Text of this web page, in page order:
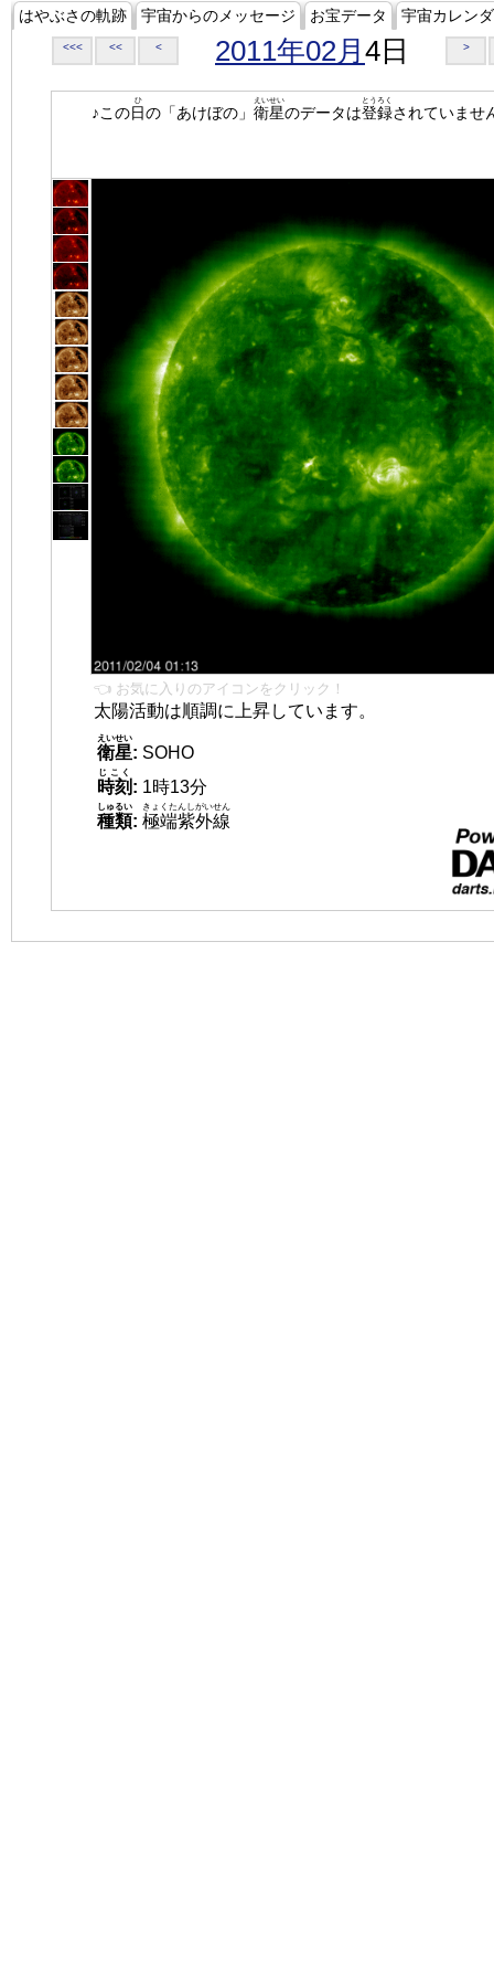
はやぶさの軌跡 宇宙からのメッセージ お宝データ 宇宙カレン
<<< << < 2011年02月 4日 >
♪この日
ひ
の「あけぼの」 衛星
えいせい
のデータは登録
とうろく
されていませ
👈 お気に入りのアイコンをクリック！
太陽活動は順調に上昇しています。
衛星
えいせい
: SOHO
時刻
じこく
: 1時13分
種類
しゅるい
: 極端紫外線
きょくたんしがいせん